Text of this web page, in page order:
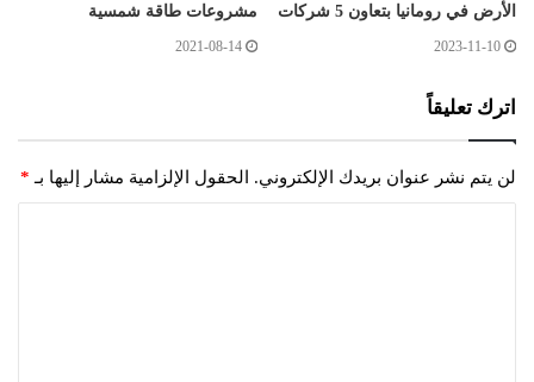
الأرض في رومانيا بتعاون 5 شركات
2023-11-10
مشروعات طاقة شمسية
2021-08-14
اترك تعليقاً
لن يتم نشر عنوان بريدك الإلكتروني. الحقول الإلزامية مشار إليها بـ *